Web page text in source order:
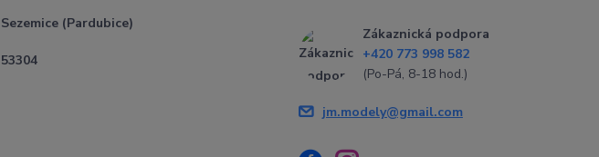
Sezemice (Pardubice)
53304
Zákaznická podpora
+420 773 998 582
(Po-Pá, 8-18 hod.)
jm.modely@gmail.com